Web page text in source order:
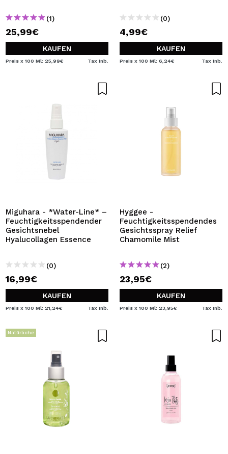
(1)
25,99€
KAUFEN
Preis x 100 Ml: 25,99€ Tax Inb.
(0)
4,99€
KAUFEN
Preis x 100 Ml: 6,24€ Tax Inb.
Miguhara - *Water-Line* –
Feuchtigkeitsspendender
Gesichtsnebel
Hyalucollagen Essence
(0)
16,99€
KAUFEN
Preis x 100 Ml: 21,24€ Tax Inb.
Hyggee -
Feuchtigkeitsspendendes
Gesichtsspray Relief
Chamomile Mist
(2)
23,95€
KAUFEN
Preis x 100 Ml: 23,95€ Tax Inb.
Natürliche